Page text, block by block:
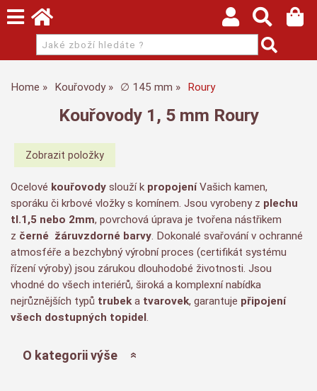
Home Kouřovody ∅ 145 mm Roury
Kouřovody 1, 5 mm Roury
Ocelové kouřovody slouží kpropojeníVašich kamen,
sporáku či krbové vložky s komínem. Jsou vyrobeny z plechu
tl.1,5 nebo 2mm, povrchová úprava je tvořena nástřikem
z černé žáruvzdorné barvy. Dokonalé svařování v ochranné
atmosféře a bezchybný výrobní proces (certifikát systému
řízení výroby) jsou zárukou dlouhodobé životnosti. Jsou
vhodné do všech interiérů, široká a komplexní nabídka
nejrůznějších typů trubeka tvarovek, garantuje připojení
všech dostupných topidel.
O kategorii výše